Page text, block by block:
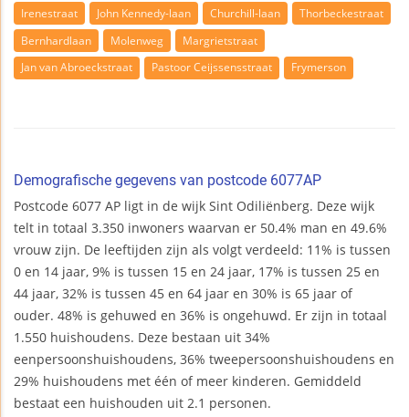
Irenestraat John Kennedy-laan Churchill-laan
Thorbeckestraat
Bernhardlaan
Molenweg
Margrietstraat
Jan van Abroeckstraat
Pastoor Ceijssensstraat Frymerson
Demografische gegevens van postcode 6077AP
Postcode 6077 AP ligt in de wijk Sint Odiliënberg. Deze wijk
telt in totaal 3.350 inwoners waarvan er 50.4% man en 49.6%
vrouw zijn. De leeftijden zijn als volgt verdeeld: 11% is tussen
0 en 14 jaar, 9% is tussen 15 en 24 jaar, 17% is tussen 25 en
44 jaar, 32% is tussen 45 en 64 jaar en 30% is 65 jaar of
ouder. 48% is gehuwed en 36% is ongehuwd. Er zijn in totaal
1.550 huishoudens. Deze bestaan uit 34%
eenpersoonshuishoudens, 36% tweepersoonshuishoudens en
29% huishoudens met één of meer kinderen. Gemiddeld
bestaat een huishouden uit 2.1 personen.